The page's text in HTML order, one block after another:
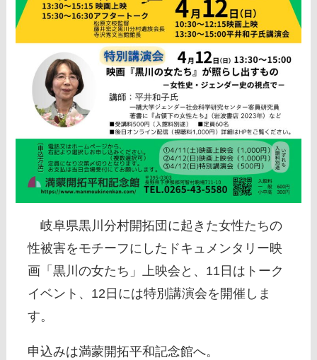
岐阜県黒川分村開拓団に起きた女性たちの
性被害をモチーフにしたドキュメンタリー映
画「黒川の女たち」上映会と、11日はトーク
イベント、12日には特別講演会を開催しま
す。
申込みは満蒙開拓平和記念館へ。